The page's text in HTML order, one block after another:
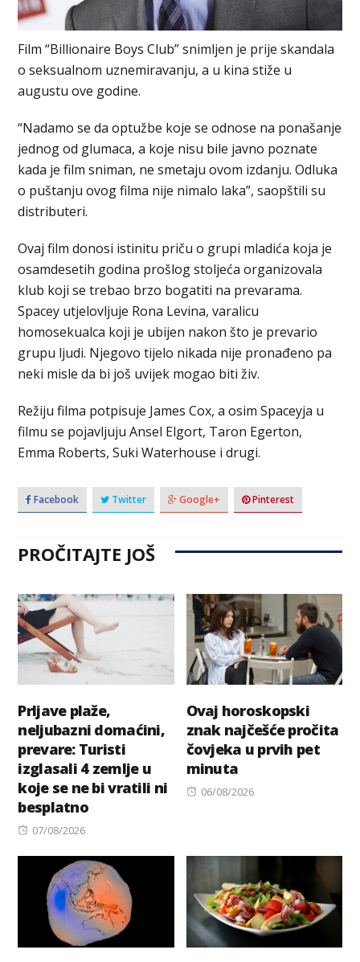
Film “Billionaire Boys Club” snimljen je prije skandala
o seksualnom uznemiravanju, a u kina stiže u
augustu ove godine.
“Nadamo se da optužbe koje se odnose na ponašanje
jednog od glumaca, a koje nisu bile javno poznate
kada je film sniman, ne smetaju ovom izdanju. Odluka
o puštanju ovog filma nije nimalo laka”, saopštili su
distributeri.
Ovaj film donosi istinitu priču o grupi mladića koja je
osamdesetih godina prošlog stoljeća organizovala
klub koji se trebao brzo bogatiti na prevarama.
Spacey utjelovljuje Rona Levina, varalicu
homosekualca koji je ubijen nakon što je prevario
grupu ljudi. Njegovo tijelo nikada nije pronađeno pa
neki misle da bi još uvijek mogao biti živ.
Režiju filma potpisuje James Cox, a osim Spaceyja u
filmu se pojavljuju Ansel Elgort, Taron Egerton,
Emma Roberts, Suki Waterhouse i drugi.
Facebook Twitter Google+ Pinterest
PROČITAJTE JOŠ
Prljave plaže,
neljubazni domaćini,
prevare: Turisti
izglasali 4 zemlje u
koje se ne bi vratili ni
besplatno
Posted
07/08/2026
Ovaj horoskopski
znak najčešće pročita
čovjeka u prvih pet
minuta
Posted
06/08/2026